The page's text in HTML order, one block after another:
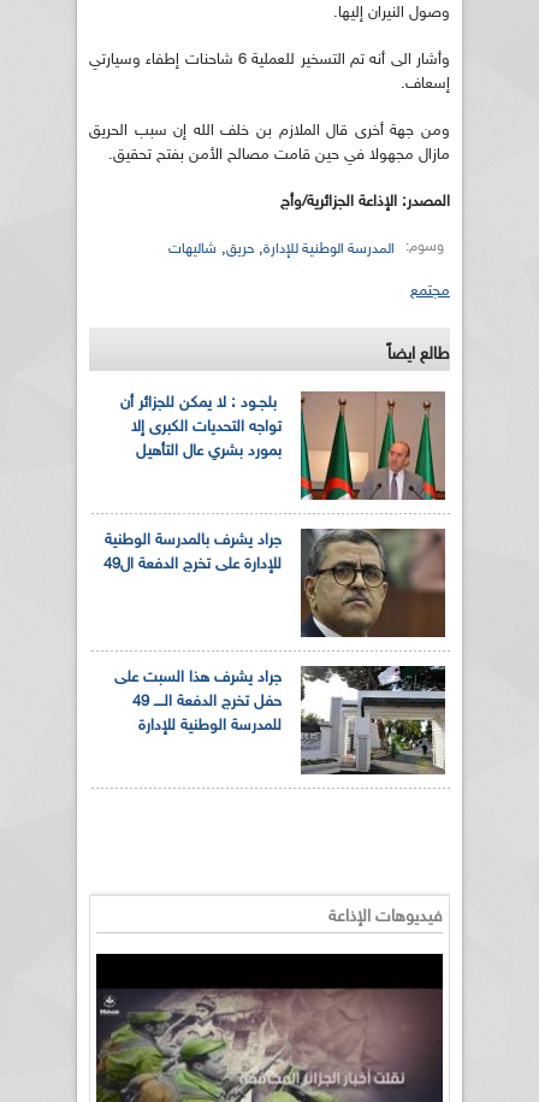
وصول النيران إليها.
وأشار الى أنه تم التسخير للعملية 6 شاحنات إطفاء وسيارتي
إسعاف.
ومن جهة أخرى قال الملازم بن خلف الله إن سبب الحريق
مازال مجهولا في حين قامت مصالح الأمن بفتح تحقيق.
المصدر: الإذاعة الجزائرية/وأج
وسوم: المدرسة الوطنية للإدارة, حريق, شاليهات
مجتمع
طالع ايضاً
بلجـود : لا يمكن للجزائر أن
تواجه التحديات الكبرى إلا
بمورد بشري عال التأهيل
جراد يشرف بالمدرسة الوطنية
للإدارة على تخرج الدفعة ال49
جراد يشرف هذا السبت على
حفل تخرج الدفعة الــــ 49
للمدرسة الوطنية للإدارة
فيديوهات الإذاعة